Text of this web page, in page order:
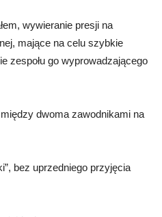
wywieranie presji na
mające na celu szybkie
zespołu go wyprowadzającego
dwoma zawodnikami na
bez uprzedniego przyjęcia